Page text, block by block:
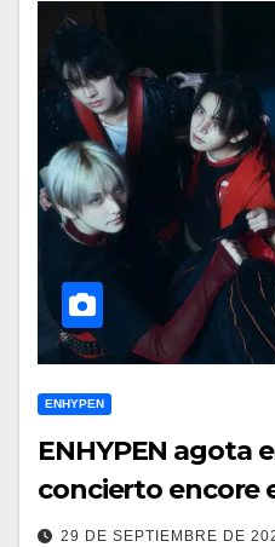
ENHYPEN
ENHYPEN agota
concierto encore
29 DE SEPTIEMBRE DE